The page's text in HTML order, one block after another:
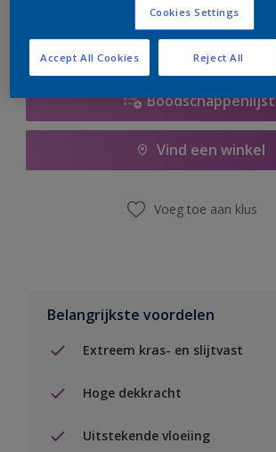
Boodschappenlijst
Vind een winkel
Voeg toe aan klus
Belangrijkste voordelen
Extreem kras- en slijtvast
Hoge dekkracht
Uitstekende vloeiing
Cookies Settings
Reject All
Accept All Cookies